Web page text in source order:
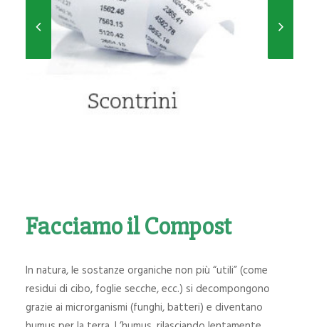
Facciamo il Compost
In natura, le sostanze organiche non più “utili” (come
residui di cibo, foglie secche, ecc.) si decompongono
grazie ai microrganismi (funghi, batteri) e diventano